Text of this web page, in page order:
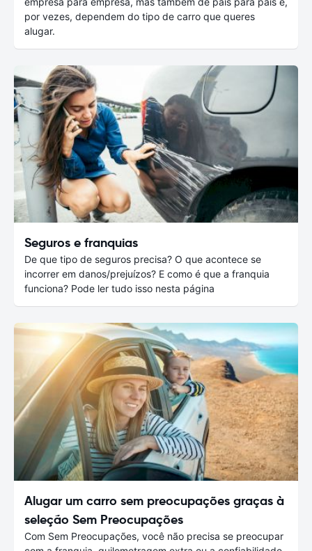
por vezes, dependem do tipo de carro que queres
alugar.
Seguros e franquias
De que tipo de seguros precisa? O que acontece se
incorrer em danos/prejuízos? E como é que a franquia
funciona? Pode ler tudo isso nesta página
Alugar um carro sem preocupações graças à
seleção Sem Preocupações
Com Sem Preocupações, você não precisa se preocupar